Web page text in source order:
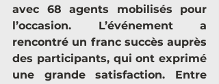
avec 68 agents mobilisés pour
l’occasion. L’événement a
rencontré un franc succès auprès
des participants, qui ont exprimé
une grande satisfaction. Entre